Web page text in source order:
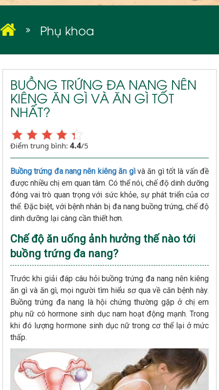
Phụ khoa
BUỒNG TRỨNG ĐA NANG NÊN
KIÊNG ĂN GÌ VÀ ĂN GÌ TỐT
NHẤT?
Điểm trung bình: 4.4/5
Buồng trứng đa nang nên kiêng ăn gì và ăn gì tốt là vấn đề
được nhiều chị em quan tâm. Có thể nói, chế độ dinh dưỡng
đóng vai trò quan trọng với sức khỏe, sự phát triển của cơ
thể. Đặc biệt, với bệnh nhân bị đa nang buồng trứng, chế độ
dinh dưỡng lại càng cần thiết hơn.
Chế độ ăn uống ảnh hưởng thế nào tới
buồng trứng đa nang?
Trước khi giải đáp câu hỏi buồng trứng đa nang nên kiêng
ăn gì và ăn gì, mọi người tìm hiểu sơ qua về căn bệnh này.
Buồng trứng đa nang là hội chứng thường gặp ở chị em
phụ nữ có hormone sinh dục nam hoạt động mạnh. Trong
khi đó lượng hormone sinh dục nữ trong cơ thể lại ở mức
thấp.